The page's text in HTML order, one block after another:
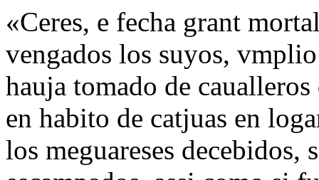
«Ceres, e fecha grant
vengados los suyos,
hauja tomado de
en habito de catjuas en
los meguareses decebidos,